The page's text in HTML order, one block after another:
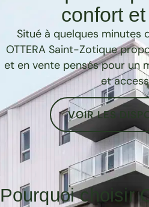
confort
Situé à quelques minutes
OTTERA Saint-Zotique
et en vente pensés pour un
et
VOIR LES
Pourquoi choisir